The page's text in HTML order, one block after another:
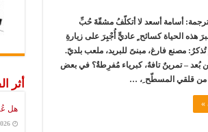
أسامة أسعد لا أتكلّفُ مشقّةَ حُبِّ
هذه الحياة كسائح ٍ عاديٍّ أُجْبِرَ على زيارةِ
مصنع فارغ، مبنىً للبريد، ملعب بلديّ.
بُعد – تمرينٌ تافهٌ، كبرياء مُفرِطةٌ؟ في بعض
من قلقي المسطّح ِ، …
»
أثر
هل